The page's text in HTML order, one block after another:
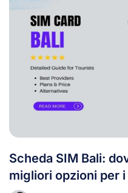
Scheda SIM Bali:
migliori opzioni per